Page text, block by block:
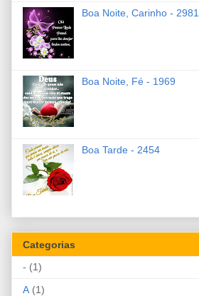
Boa Noite, Carinho - 2981
Boa Noite, Fé - 1969
Boa Tarde - 2454
Categorias
- (1)
A (1)